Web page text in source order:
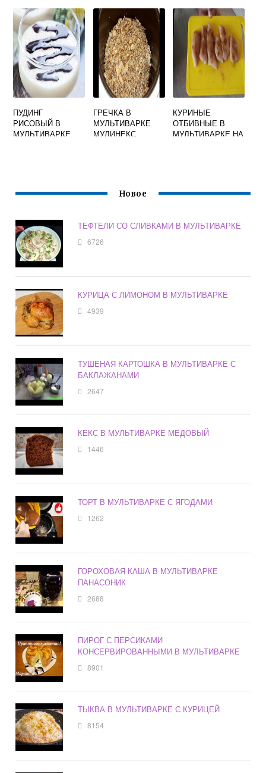
МЯСОМ
ПУДИНГ
РИСОВЫЙ В
МУЛЬТИВАРКЕ
ГРЕЧКА В
МУЛЬТИВАРКЕ
МУЛИНЕКС
КУРИНЫЕ
ОТБИВНЫЕ В
МУЛЬТИВАРКЕ НА
Новое
ТЕФТЕЛИ СО СЛИВКАМИ В МУЛЬТИВАРКЕ
6726
КУРИЦА С ЛИМОНОМ В МУЛЬТИВАРКЕ
4939
ТУШЕНАЯ КАРТОШКА В МУЛЬТИВАРКЕ С
БАКЛАЖАНАМИ
2647
КЕКС В МУЛЬТИВАРКЕ МЕДОВЫЙ
1446
ТОРТ В МУЛЬТИВАРКЕ С ЯГОДАМИ
1262
ГОРОХОВАЯ КАША В МУЛЬТИВАРКЕ
ПАНАСОНИК
2688
ПИРОГ С ПЕРСИКАМИ
КОНСЕРВИРОВАННЫМИ В МУЛЬТИВАРКЕ
8901
ТЫКВА В МУЛЬТИВАРКЕ С КУРИЦЕЙ
8154